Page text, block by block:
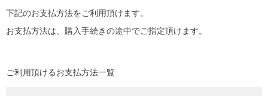
下記のお支払方法をご利用頂けます。
お支払方法は、購入手続きの途中でご指定頂けます。
ご利用頂けるお支払方法一覧